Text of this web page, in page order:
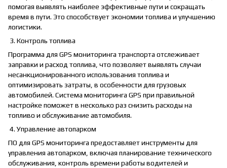
помогая выявлять наиболее эффективные пути и сокращать
время в пути. Это способствует экономии топлива и улучшению
логистики.
3. Контроль топлива
Программа для GPS мониторинга транспорта отслеживает
заправки и расход топлива, что позволяет выявлять случаи
несанкционированного использования топлива и
оптимизировать затраты, в особенности для грузовых
автомобилей. Система мониторинга GPS при правильной
настройке поможет в несколько раз снизить расходы на
топливо и обслуживание автомобиля.
4. Управление автопарком
ПО для GPS мониторинга предоставляет инструменты для
управления автопарком, включая планирование технического
обслуживания, контроль времени работы водителей и